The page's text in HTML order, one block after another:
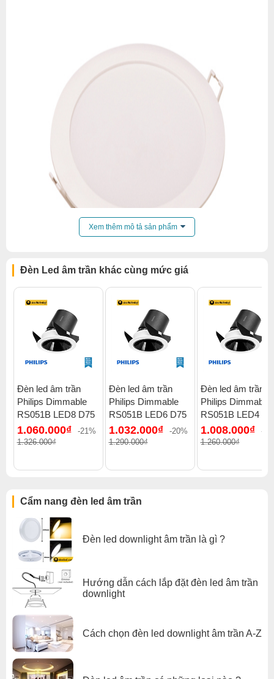
Click để xem thêm chiết khấu, quà tặng và khuyến mãi của
đèn led âm trần.
Xem thêm:Đèn Led âm trần tròn,
Đèn led âm trần cho phòng trên 25m2
Đèn Led âm trần 18w
Đèn Led âm trần philips ,Đèn Led âm trần phòng khách
Xem thêm mô tả sản phẩm
Đèn Led âm trần khác cùng mức giá
Đèn led âm trần
Philips Dimmable
RS051B LED8 D75
1.060.000₫
-21%
1.326.000₫
Đèn led âm trần
Philips Dimmable
RS051B LED6 D75
1.032.000₫
-20%
1.290.000₫
Đèn led âm trần
Philips Dimmable
RS051B LED4
1.008.000₫
-
1.260.000₫
Cẩm nang đèn led âm trần
Đèn led downlight âm trần là gì ?
Hướng dẫn cách lắp đặt đèn led âm trần
downlight
Cách chọn đèn led downlight âm trần A-Z